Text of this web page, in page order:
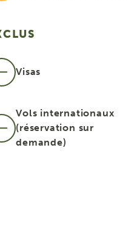
Visas
Vols internationaux
(réservation sur
demande)